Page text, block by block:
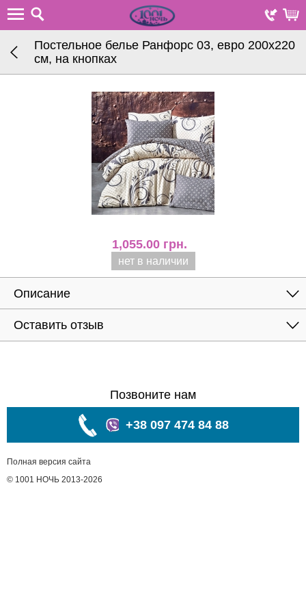
Постельное белье Ранфорс 03, евро 200х220
см, на кнопках
1,055.00 грн.
нет в наличии
Описание
Оставить отзыв
Позвоните нам
+38 097 474 84 88
Полная версия сайта
© 1001 НОЧЬ 2013-2026